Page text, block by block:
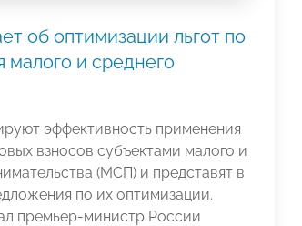
об оптимизации льгот по
малого и среднего
эффективность применения
взносов субъектами малого и
(МСП) и представят в
по их оптимизации.
премьер-министр России